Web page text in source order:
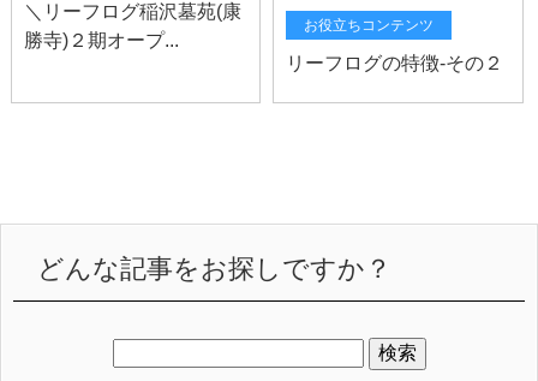
＼リーフログ稲沢墓苑(康
勝寺)２期オープ...
お役立ちコンテンツ
リーフログの特徴-その２
どんな記事をお探しですか？